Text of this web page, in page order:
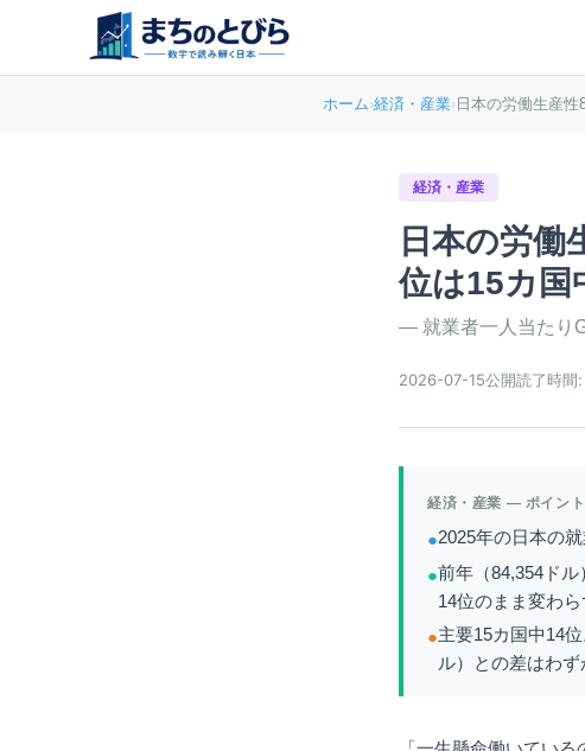
ホーム›経済・産業› 日本の労働生産
経済・産業
日本の労
位は15カ国
— 就業者一人当たり
2026-07-15公開読了時間:
経済・産業 — ポイント
●2025年の日本の
●前年（84,354ド
14位のまま変わら
●主要15カ国中14
ル）との差はわ